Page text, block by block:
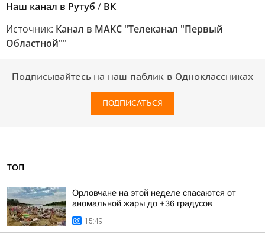
Наш канал в Рутуб / ВК
Источник: Канал в МАКС "Телеканал "Первый
Областной""
Подписывайтесь на наш паблик в Одноклассниках
ПОДПИСАТЬСЯ
ТОП
Орловчане на этой неделе спасаются от
аномальной жары до +36 градусов
15:49